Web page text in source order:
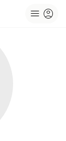
menu account_circle